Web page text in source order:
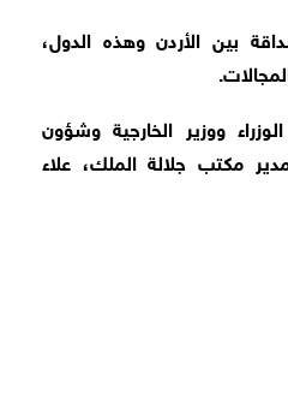
بين الأردن وهذه الدول،
ووزير الخارجية وشؤون
مكتب جلالة الملك، علاء